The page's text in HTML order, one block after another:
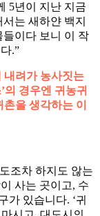
5년이 지난 지금
는 새하얀 백지
이다 보니 이 작
.”
내려가 농사짓는
의 경우엔 귀농귀
을 생각하는 이
조차 하지도 않는
사는 곳이고, 수
가 있습니다. ‘귀